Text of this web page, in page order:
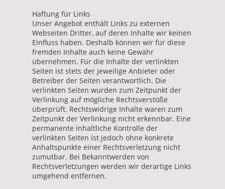
Haftung für Links
Unser Angebot enthält Links zu externen
Webseiten Dritter, auf deren Inhalte wir keinen
Einfluss haben. Deshalb können wir für diese
fremden Inhalte auch keine Gewähr
übernehmen. Für die Inhalte der verlinkten
Seiten ist stets der jeweilige Anbieter oder
Betreiber der Seiten verantwortlich. Die
verlinkten Seiten wurden zum Zeitpunkt der
Verlinkung auf mögliche Rechtsverstöße
überprüft. Rechtswidrige Inhalte waren zum
Zeitpunkt der Verlinkung nicht erkennbar. Eine
permanente inhaltliche Kontrolle der
verlinkten Seiten ist jedoch ohne konkrete
Anhaltspunkte einer Rechtsverletzung nicht
zumutbar. Bei Bekanntwerden von
Rechtsverletzungen werden wir derartige Links
umgehend entfernen.